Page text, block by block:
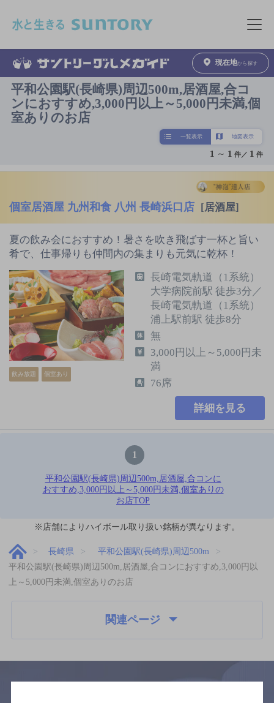
メニュ
現在地から探す
平和公園駅(長崎県)周辺500m,居酒屋,合コ
ンにおすすめ,3,000円以上～5,000円未満,個
室ありのお店
一覧表示 地図表示
1 ～ 1 件／ 1 件
個室居酒屋 九州和食 八州 長崎浜口店 [居酒屋]
夏の飲み会におすすめ！暑さを吹き飛ばす一杯と旨い
肴で、仕事帰りも仲間内の集まりも元気に乾杯！
飲み放題 個室あり
長崎電気軌道（1系統）
大学病院前駅 徒歩3分／
長崎電気軌道（1系統）
浦上駅前駅 徒歩8分
無
3,000円以上～5,000円未
満
76席
詳細を見る
1
平和公園駅(長崎県)周辺500m,居酒屋,合コンに
おすすめ,3,000円以上～5,000円未満,個室ありの
お店TOP
※店舗によりハイボール取り扱い銘柄が異なります。
長崎県
平和公園駅(長崎県)周辺500m
平和公園駅(長崎県)周辺500m,居酒屋,合コンにおすすめ,3,000円以
上～5,000円未満,個室ありのお店
関連ページ